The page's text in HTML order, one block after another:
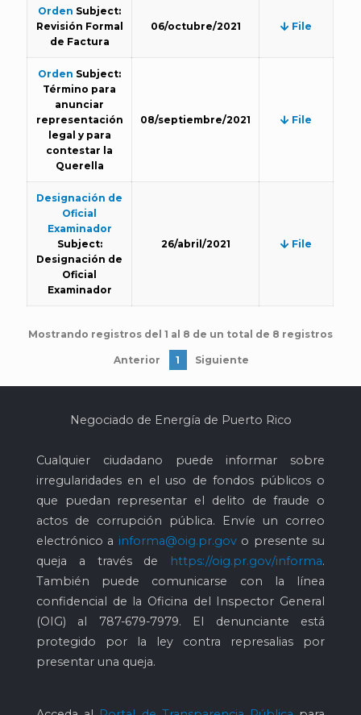
Orden Subject:
Revisión Formal
de Factura
06/octubre/2021 File
Orden Subject:
Término para
anunciar
representación
legal y para
contestar la
Querella
08/septiembre/2021 File
Designación de
Oficial
Examinador
Subject:
Designación de
Oficial
Examinador
26/abril/2021 File
Mostrando registros del 1 al 8 de un total de 8 registros
Anterior 1 Siguiente
Negociado de Energía de Puerto Rico
Cualquier ciudadano puede informar sobre
irregularidades en el uso de fondos públicos o
que puedan representar el delito de fraude o
actos de corrupción pública. Envíe un correo
electrónico a informa@oig.pr.govo presente su
queja a través de
https://oig.pr.gov/informa.
También puede comunicarse con la línea
confidencial de la Oficina del Inspector General
(OIG) al 787-679-7979. El denunciante está
protegido por la ley contra represalias por
presentar una queja.